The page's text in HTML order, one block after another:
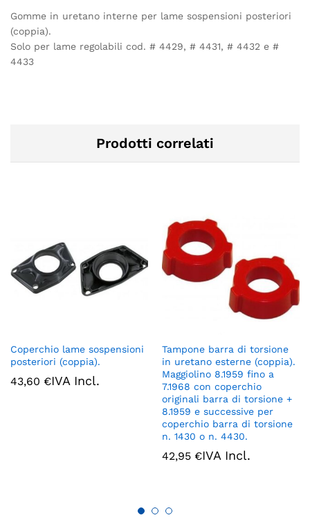
Gomme in uretano interne per lame sospensioni posteriori
(coppia).
Solo per lame regolabili cod. # 4429, # 4431, # 4432 e #
4433
Prodotti correlati
Coperchio lame sospensioni
posteriori (coppia).
43,60 €IVA Incl.
Tampone barra di torsione
in uretano esterne (coppia).
Maggiolino 8.1959 fino a
7.1968 con coperchio
originali barra di torsione +
8.1959 e successive per
coperchio barra di torsione
n. 1430 o n. 4430.
42,95 €IVA Incl.